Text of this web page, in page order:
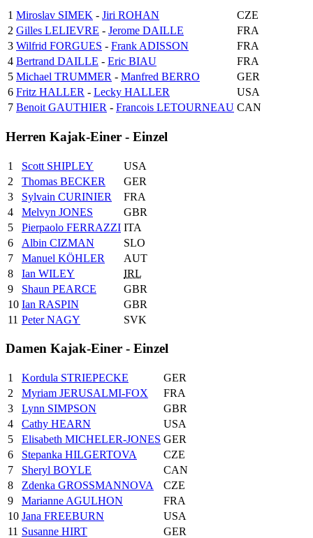
1 Miroslav SIMEK - Jiri ROHAN
CZE
2 Gilles LELIEVRE - Jerome DAILLE
FRA
3 Wilfrid FORGUES - Frank ADISSON
FRA
4 Bertrand DAILLE - Eric BIAU
FRA
5 Michael TRUMMER - Manfred BERRO
GER
6 Fritz HALLER - Lecky HALLER
USA
7 Benoit GAUTHIER - Francois LETOURNEAU CAN
Herren Kajak-Einer - Einzel
1 Scott SHIPLEY
USA
2
Thomas BECKER
GER
3
Sylvain CURINIER
FRA
4
Melvyn JONES
GBR
5
Pierpaolo FERRAZZI ITA
6
Albin CIZMAN
SLO
7
Manuel KÖHLER
AUT
8
Ian WILEY
IRL
9
Shaun PEARCE
GBR
10 Ian RASPIN
GBR
11 Peter NAGY SVK
Damen Kajak-Einer - Einzel
1 Kordula STRIEPECKE
GER
2
Myriam JERUSALMI-FOX
FRA
3
Lynn SIMPSON
GBR
4
Cathy HEARN
USA
5
Elisabeth MICHELER-JONES GER
6
Stepanka HILGERTOVA
CZE
7
Sheryl BOYLE
CAN
8
Zdenka GROSSMANNOVA
CZE
9
Marianne AGULHON
FRA
10 Jana FREEBURN
USA
11 Susanne HIRT
GER